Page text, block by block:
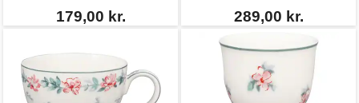
179,00 kr. 289,00 kr.